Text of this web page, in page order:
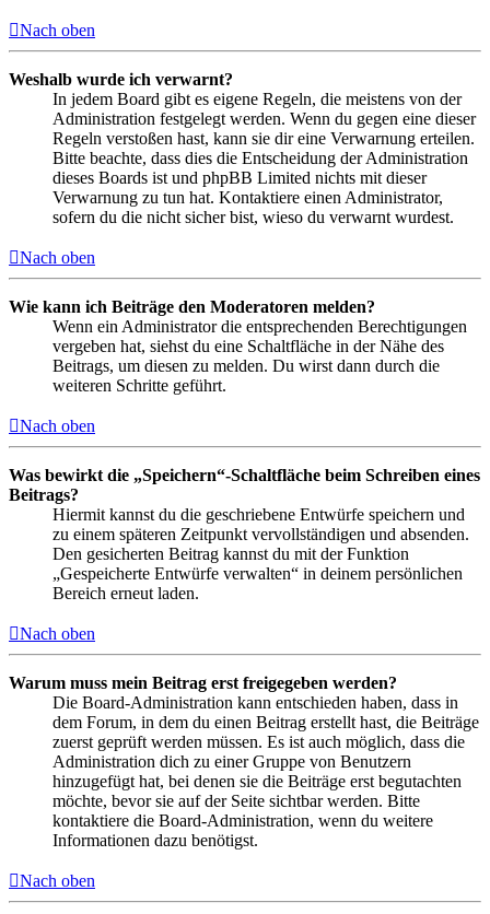
Nach oben
Weshalb wurde ich verwarnt?
In jedem Board gibt es eigene Regeln, die meistens von der
Administration festgelegt werden. Wenn du gegen eine dieser
Regeln verstoßen hast, kann sie dir eine Verwarnung erteilen.
Bitte beachte, dass dies die Entscheidung der Administration
dieses Boards ist und phpBB Limited nichts mit dieser
Verwarnung zu tun hat. Kontaktiere einen Administrator,
sofern du die nicht sicher bist, wieso du verwarnt wurdest.
Nach oben
Wie kann ich Beiträge den Moderatoren melden?
Wenn ein Administrator die entsprechenden Berechtigungen
vergeben hat, siehst du eine Schaltfläche in der Nähe des
Beitrags, um diesen zu melden. Du wirst dann durch die
weiteren Schritte geführt.
Nach oben
Was bewirkt die „Speichern“-Schaltfläche beim Schreiben eines
Beitrags?
Hiermit kannst du die geschriebene Entwürfe speichern und
zu einem späteren Zeitpunkt vervollständigen und absenden.
Den gesicherten Beitrag kannst du mit der Funktion
„Gespeicherte Entwürfe verwalten“ in deinem persönlichen
Bereich erneut laden.
Nach oben
Warum muss mein Beitrag erst freigegeben werden?
Die Board-Administration kann entschieden haben, dass in
dem Forum, in dem du einen Beitrag erstellt hast, die Beiträge
zuerst geprüft werden müssen. Es ist auch möglich, dass die
Administration dich zu einer Gruppe von Benutzern
hinzugefügt hat, bei denen sie die Beiträge erst begutachten
möchte, bevor sie auf der Seite sichtbar werden. Bitte
kontaktiere die Board-Administration, wenn du weitere
Informationen dazu benötigst.
Nach oben